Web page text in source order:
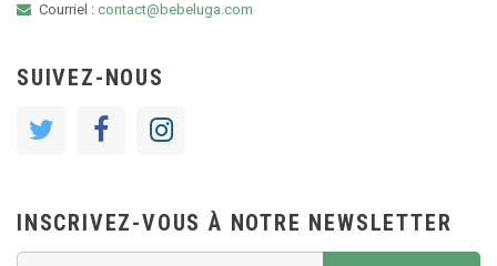
Courriel : contact@bebeluga.com
SUIVEZ-NOUS
INSCRIVEZ-VOUS À NOTRE NEWSLETTER